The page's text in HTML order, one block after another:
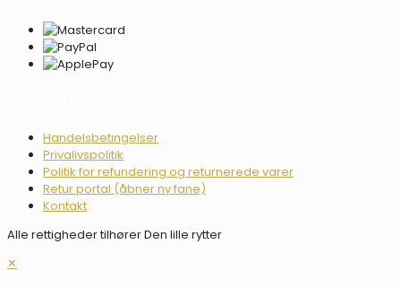
Handelsbetingelser
Privalivspolitik
Politik for refundering og returnerede varer
Retur portal (åbner ny fane)
Kontakt
Alle rettigheder tilhører Den lille rytter
✕